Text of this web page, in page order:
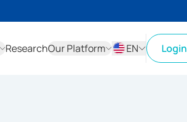
ResearchOur Platform
EN
Login